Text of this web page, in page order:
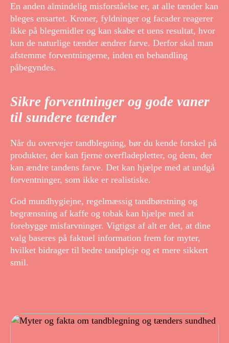
En anden almindelig misforståelse er, at alle tænder kan
bleges ensartet. Kroner, fyldninger og facader reagerer
ikke på blegemidler og kan skabe et uens resultat, hvor
kun de naturlige tænder ændrer farve. Derfor skal man
afstemme forventningerne, inden en behandling
påbegyndes.
Sikre forventninger og gode vaner
til sundere tænder
Når du overvejer tandblegning, bør du kende forskel på
produkter, der kan fjerne overfladepletter, og dem, der
kan ændre tandens farve. Det kan hjælpe med at undgå
forventninger, som ikke er realistiske.
God mundhygiejne, regelmæssig tandbørstning og
begrænsning af kaffe og tobak kan hjælpe med at
forebygge misfarvninger. Vigtigst af alt er det, at dine
valg baseres på faktuel information frem for myter,
hvilket bidrager til bedre tandpleje og et mere sikkert
smil.